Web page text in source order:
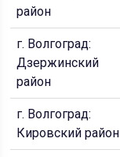
район
г. Волгоград:
Дзержинский
район
г. Волгоград:
Кировский район